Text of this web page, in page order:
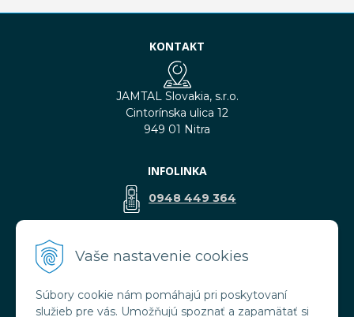
Vaše nastavenie cookies
Súbory cookie nám pomáhajú pri poskytovaní
služieb pre vás. Umožňujú spoznať a zapamätať si
KONTAKT
JAMTAL Slovakia, s.r.o.
Cintorínska ulica 12
949 01 Nitra
INFOLINKA
0948 449 364
VŠETKO O NÁKUPE